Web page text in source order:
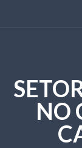
NO